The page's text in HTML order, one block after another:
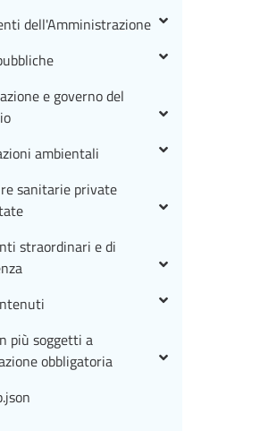
dell'Amministrazione
e governo del
ambientali
sanitarie private
straordinari e di
più soggetti a
obbligatoria